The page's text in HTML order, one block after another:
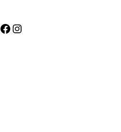
Facebook
Instagram